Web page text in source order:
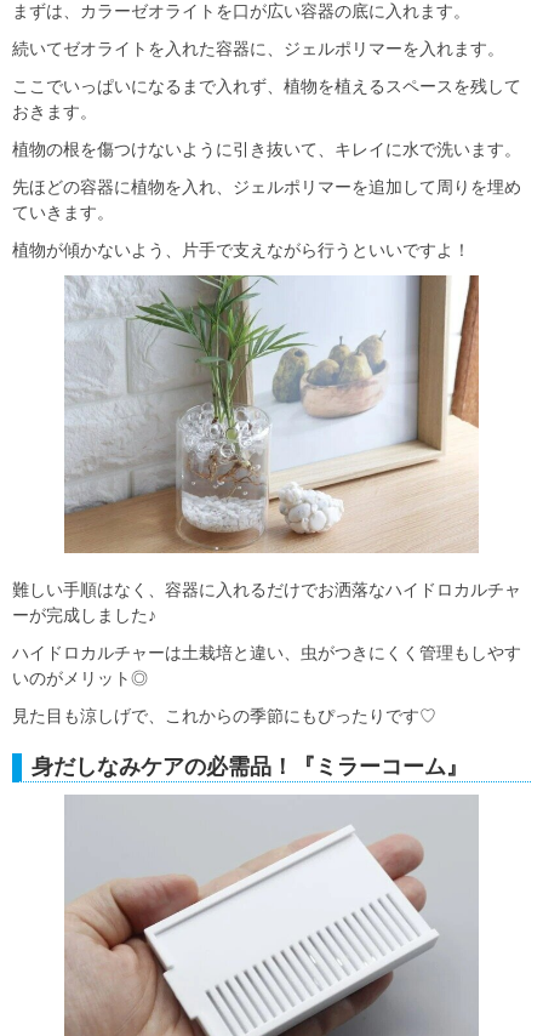
まずは、カラーゼオライトを口が広い容器の底に入れます。
続いてゼオライトを入れた容器に、ジェルポリマーを入れます。
ここでいっぱいになるまで入れず、植物を植えるスペースを残して
おきます。
植物の根を傷つけないように引き抜いて、キレイに水で洗います。
先ほどの容器に植物を入れ、ジェルポリマーを追加して周りを埋め
ていきます。
植物が傾かないよう、片手で支えながら行うといいですよ！
難しい手順はなく、容器に入れるだけでお洒落なハイドロカルチャ
ーが完成しました♪
ハイドロカルチャーは土栽培と違い、虫がつきにくく管理もしやす
いのがメリット◎
見た目も涼しげで、これからの季節にもぴったりです♡
身だしなみケアの必需品！『ミラーコーム』